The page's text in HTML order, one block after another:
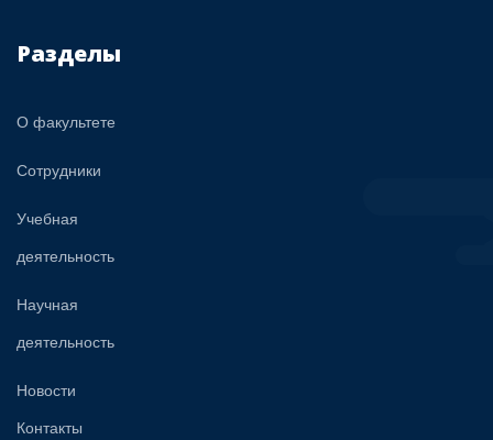
Разделы
О факультете
Сотрудники
Учебная
деятельность
Научная
деятельность
Новости
Контакты